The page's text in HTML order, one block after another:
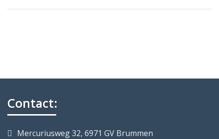
Contact:
Mercuriusweg 32, 6971 GV Brummen